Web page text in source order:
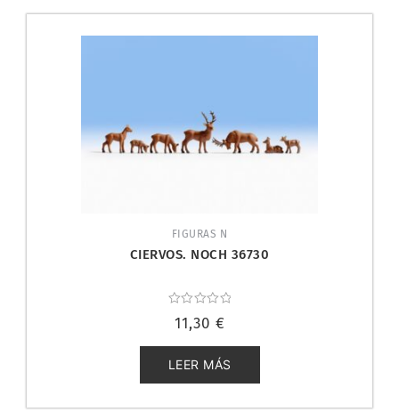
FIGURAS N
CIERVOS. NOCH 36730
con
de
5
11,30 €
LEER MÁS